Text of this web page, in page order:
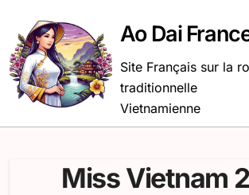
contenu
Ao Dai
Site Français sur la
traditionnelle
Vietnamienne
Miss Vietnam